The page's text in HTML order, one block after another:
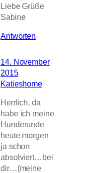
Liebe Grüße
Sabine
Antworten
14. November
2015
Katieshome
Herrlich, da
habe ich meine
Hunderunde
heute morgen
ja schon
absolviert…bei
dir…(meine